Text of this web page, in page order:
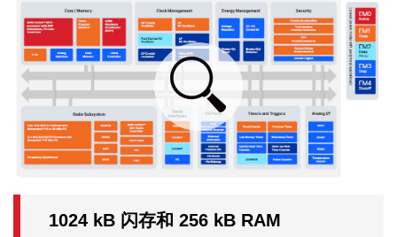
1024 kB 闪存和 256 kB RAM